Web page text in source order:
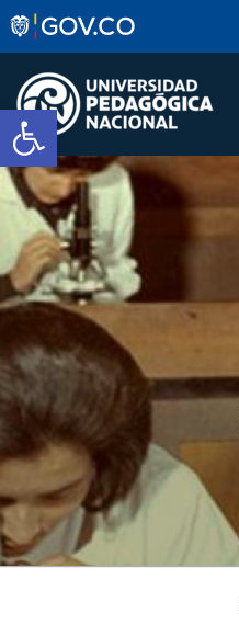
Abrir barra de herramientas
Saltar
al
contenido